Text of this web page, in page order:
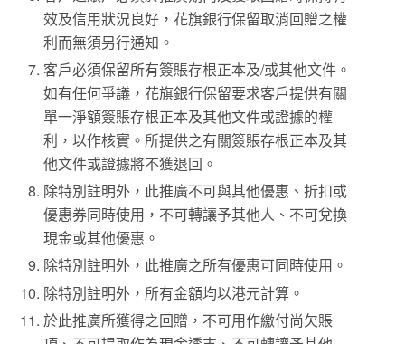
效及信用狀況良好，花旗銀行保留取消回贈之權
利而無須另行通知。
客戶必須保留所有簽賬存根正本及/或其他文件。
如有任何爭議，花旗銀行保留要求客戶提供有關
單一淨額簽賬存根正本及其他文件或證據的權
利，以作核實。所提供之有關簽賬存根正本及其
他文件或證據將不獲退回。
除特別註明外，此推廣不可與其他優惠、折扣或
優惠券同時使用，不可轉讓予其他人、不可兌換
現金或其他優惠。
除特別註明外，此推廣之所有優惠可同時使用。
除特別註明外，所有金額均以港元計算。
於此推廣所獲得之回贈，不可用作繳付尚欠賬